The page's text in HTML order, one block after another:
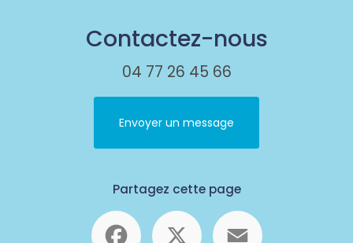
Contactez-nous
04 77 26 45 66
Envoyer un message
Partagez cette page
Facebook